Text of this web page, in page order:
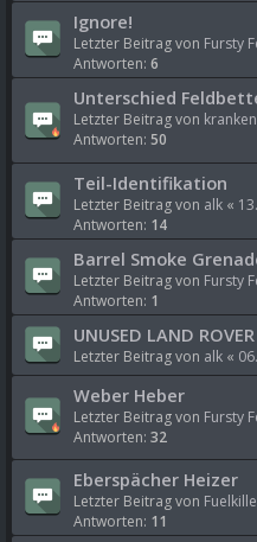
Ignore!
Letzter Beitrag von Fursty
Antworten: 6
Unterschied
Letzter Beitrag von
Antworten: 50
Teil-Identifikation
Letzter Beitrag von alk «
Antworten: 14
Barrel Smoke
Letzter Beitrag von Fursty
Antworten: 1
UNUSED LAND ROVER
Letzter Beitrag von alk «
Weber Heber
Letzter Beitrag von Fursty
Antworten: 32
Eberspächer Heizer
Letzter Beitrag von
Antworten: 11